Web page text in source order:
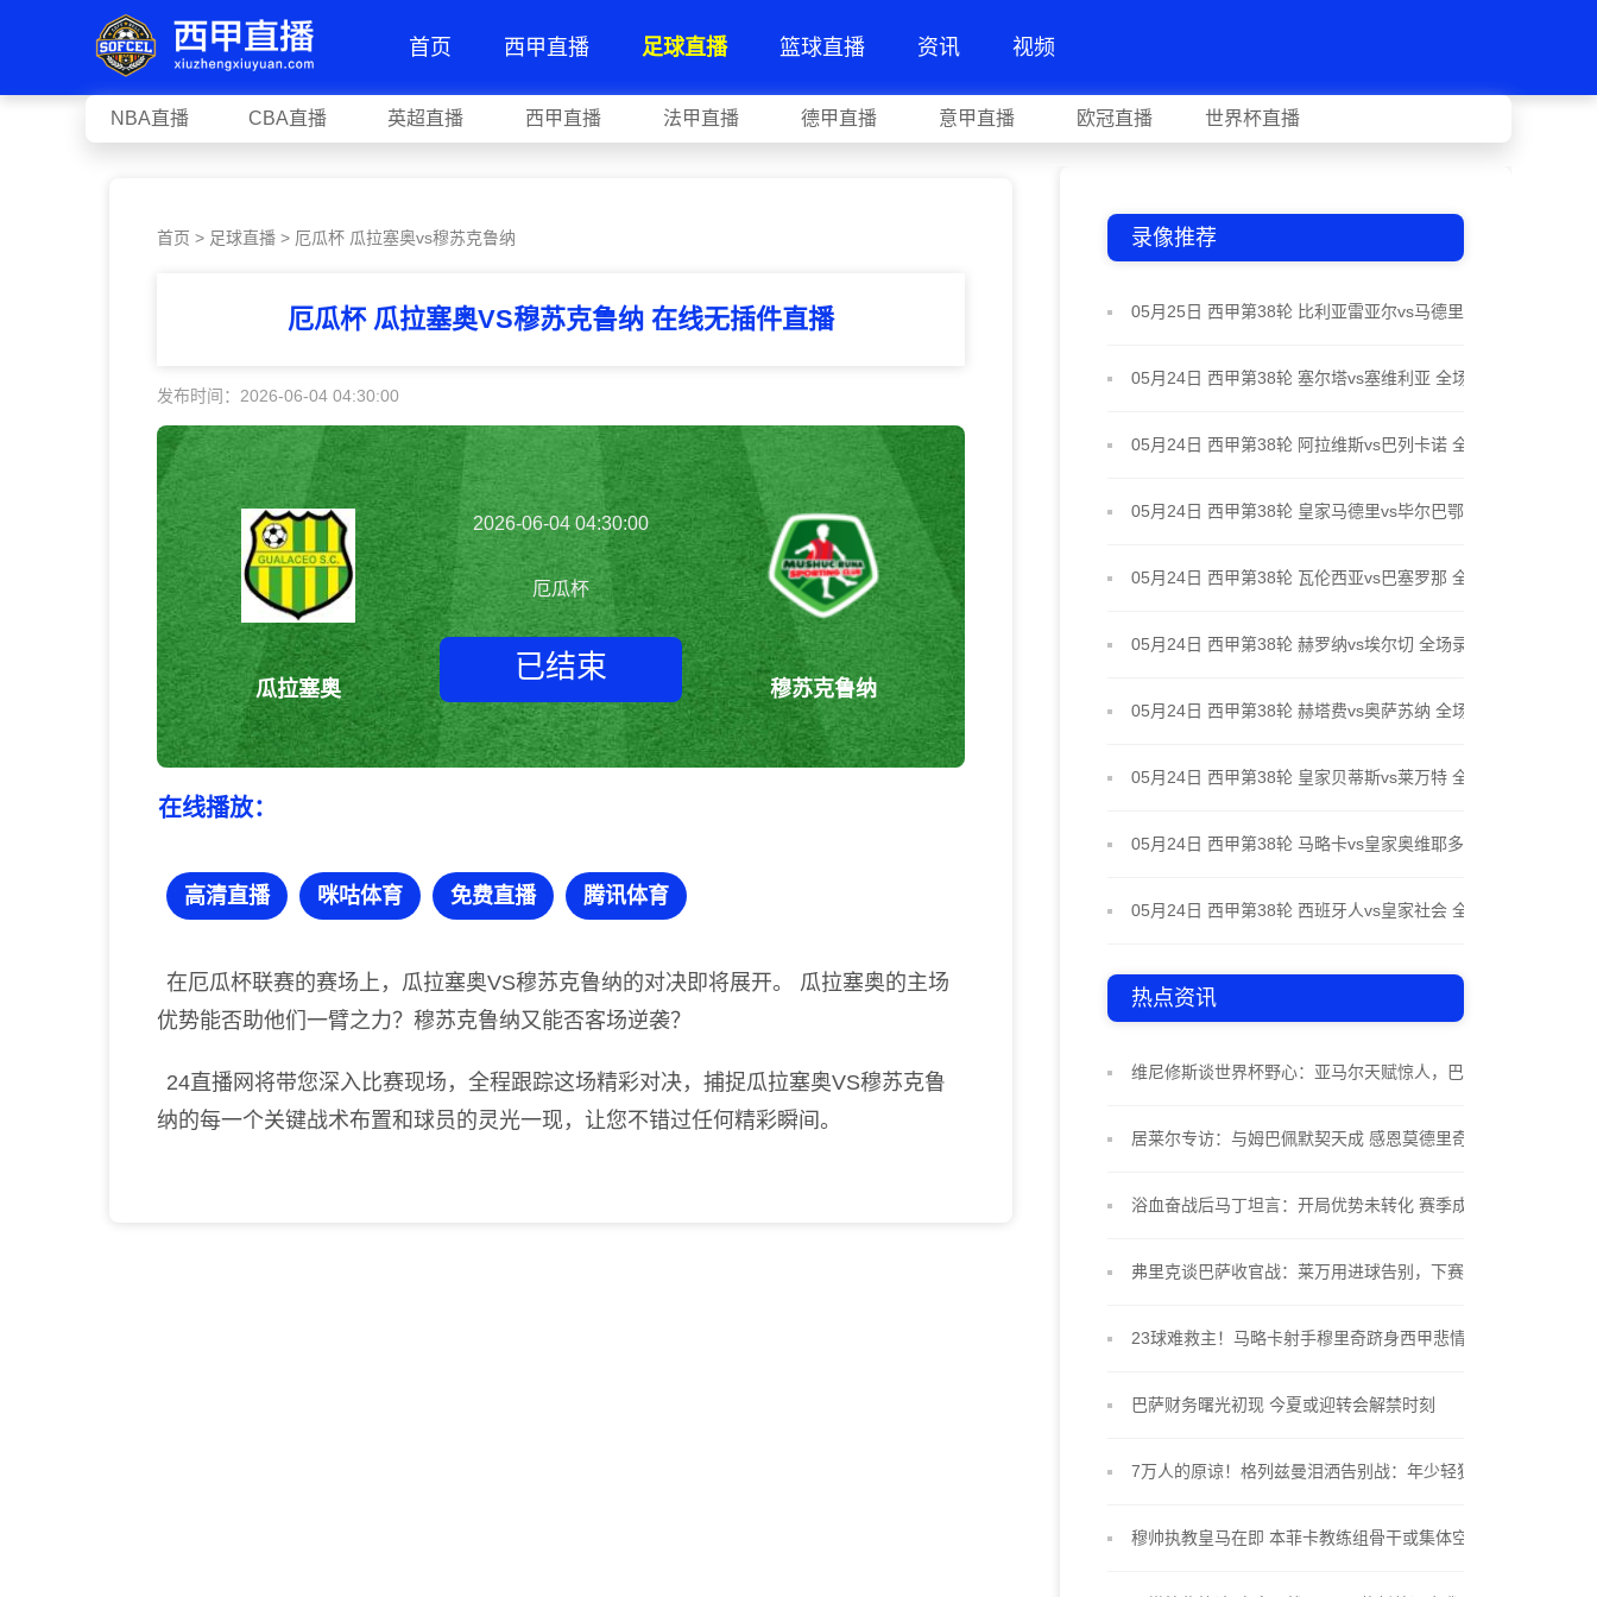
首页 西甲直播 足球直播 篮球直播 资讯 视频
NBA直播 CBA直播 英超直播 西甲直播 法甲直播 德甲直播 意甲直播 欧冠直播 世界杯直播
首页 > 足球直播 > 厄瓜杯 瓜拉塞奥vs穆苏克鲁纳
厄瓜杯 瓜拉塞奥VS穆苏克鲁纳 在线无插件直播
发布时间：2026-06-04 04:30:00
瓜拉塞奥
2026-06-04 04:30:00
厄瓜杯
已结束
穆苏克鲁纳
在线播放：
高清直播 咪咕体育 免费直播 腾讯体育
在厄瓜杯联赛的赛场上，瓜拉塞奥VS穆苏克鲁纳的对决即将展开。 瓜拉塞奥的主场
优势能否助他们一臂之力？穆苏克鲁纳又能否客场逆袭？
24直播网将带您深入比赛现场，全程跟踪这场精彩对决，捕捉瓜拉塞奥VS穆苏克鲁
纳的每一个关键战术布置和球员的灵光一现，让您不错过任何精彩瞬间。
录像推荐
05月25日 西甲第38轮 比利亚雷亚尔vs马德里竞技 全
05月24日 西甲第38轮 塞尔塔vs塞维利亚 全场录像
05月24日 西甲第38轮 阿拉维斯vs巴列卡诺 全场录像
05月24日 西甲第38轮 皇家马德里vs毕尔巴鄂竞技 全
05月24日 西甲第38轮 瓦伦西亚vs巴塞罗那 全场录像
05月24日 西甲第38轮 赫罗纳vs埃尔切 全场录像
05月24日 西甲第38轮 赫塔费vs奥萨苏纳 全场录像
05月24日 西甲第38轮 皇家贝蒂斯vs莱万特 全场录像
05月24日 西甲第38轮 马略卡vs皇家奥维耶多 全场录
05月24日 西甲第38轮 西班牙人vs皇家社会 全场录像
热点资讯
维尼修斯谈世界杯野心：亚马尔天赋惊人，巴西队渴
居莱尔专访：与姆巴佩默契天成 感恩莫德里奇言传身
浴血奋战后马丁坦言：开局优势未转化 赛季成长是最
弗里克谈巴萨收官战：莱万用进球告别，下赛季挑战
23球难救主！马略卡射手穆里奇跻身西甲悲情射手榜
巴萨财务曙光初现 今夏或迎转会解禁时刻
7万人的原谅！格列兹曼泪洒告别战：年少轻狂时，才
穆帅执教皇马在即 本菲卡教练组骨干或集体空降伯纳